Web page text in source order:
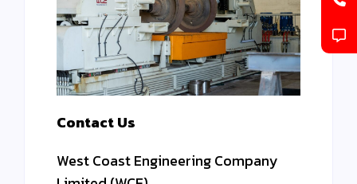
Contact Us
West Coast Engineering Company